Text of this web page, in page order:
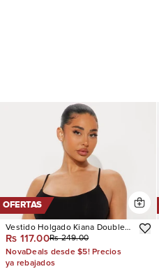
OFERTAS
Vestido Holgado Kiana Double
Lined Jersey
Rs 117.00Rs 249.00
NovaDeals desde $5! Precios
ya rebajados